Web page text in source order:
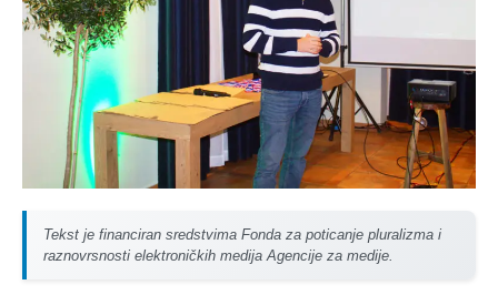
Tekst je financiran sredstvima Fonda za poticanje pluralizma i
raznovrsnosti elektroničkih medija Agencije za medije.